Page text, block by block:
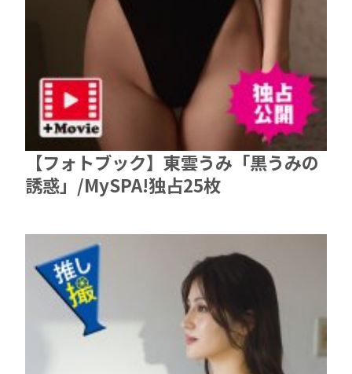
【フォトブック】東雲うみ「黒うみの
誘惑」/MySPA!独占25枚